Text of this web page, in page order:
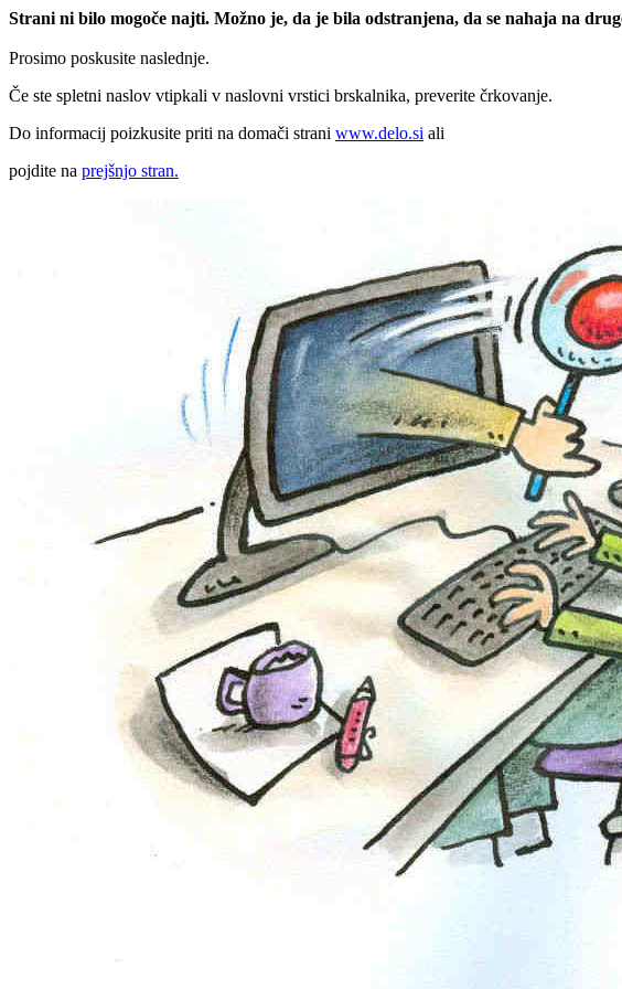
Strani ni bilo mogoče najti. Možno je, da je bila odstranjena, da se nahaja na
Prosimo poskusite naslednje.
Če ste spletni naslov vtipkali v naslovni vrstici brskalnika, preverite črkovanje.
Do informacij poizkusite priti na domači strani www.delo.si ali
pojdite na prejšnjo stran.